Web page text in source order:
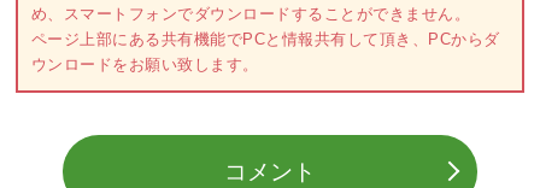
め、スマートフォンでダウンロードすることができません。
ページ上部にある共有機能でPCと情報共有して頂き、PCからダ
ウンロードをお願い致します。
コメント